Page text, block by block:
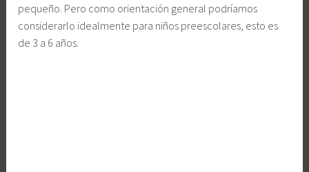
pequeño. Pero como orientación general podríamos
considerarlo idealmente para niños preescolares, esto es
de 3 a 6 años.